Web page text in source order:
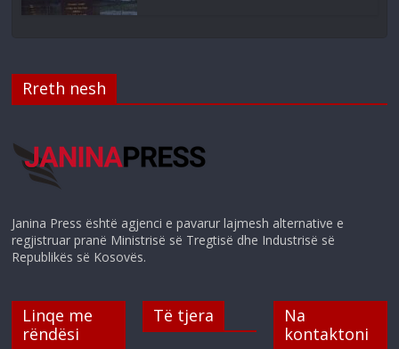
Rreth nesh
Janina Press është agjenci e pavarur lajmesh alternative e
regjistruar pranë Ministrisë së Tregtisë dhe Industrisë së
Republikës së Kosovës.
Linqe me
rëndësi
Të tjera
Na
kontaktoni